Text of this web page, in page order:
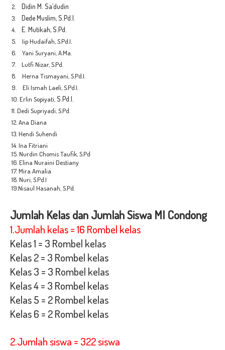
2. Didin M. Sa`dudin
3. Dede Muslim, S.Pd.I.
4. E. Mutikah, S.Pd.
5. Iip Hudaifah, S.Pd.I.
6. Yani Suryani, A.Ma.
7. Lutfi Nizar, S.Pd.
8. Herna Tismayani, S.Pd.I.
9. Eli Ismah Laeli, S.Pd.I.
10. Erlin Sopiyati,S.Pd.I.
11. Dedi Supriyadi, S.Pd.
12. Ana Diana
13. Hendi Suhendi
14. Ina Fitriani
15. Nurdin Chomis Taufik, S.Pd
16. Elina Nuraini Destiany
17. Mira Amalia
18. Nuri, S.Pd.I
19.Nisaul Hasanah, S.Pd.
Jumlah Kelas dan Jumlah Siswa MI Condong
1.Jumlah kelas = 16 Rombel kelas
Kelas 1 = 3 Rombel kelas
Kelas 2 = 3 Rombel kelas
Kelas 3 = 3 Rombel kelas
Kelas 4 = 3 Rombel kelas
Kelas 5 = 2 Rombel kelas
Kelas 6 = 2 Rombel kelas
2.Jumlah siswa = 322 siswa